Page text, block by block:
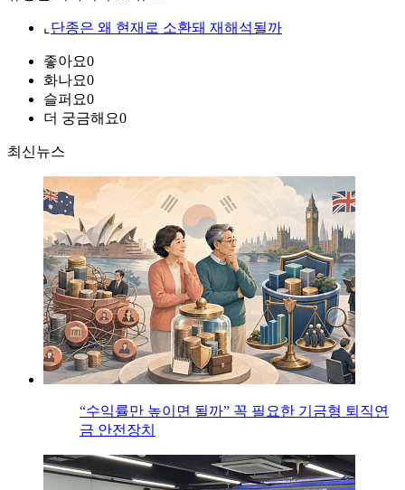
⌞ 단종은 왜 현재로 소환돼 재해석될까
좋아요0
화나요0
슬퍼요0
더 궁금해요0
최신뉴스
“수익률만 높이면 될까” 꼭 필요한 기금형 퇴직연
금 안전장치